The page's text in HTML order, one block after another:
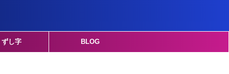
ずし字 BLOG